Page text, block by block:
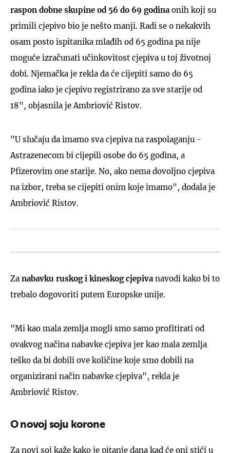
raspon dobne skupine od 56 do 69 godina onih koji su
primili cjepivo bio je nešto manji. Radi se o nekakvih
osam posto ispitanika mlađih od 65 godina pa nije
moguće izračunati učinkovitost cjepiva u toj životnoj
dobi. Njemačka je rekla da će cijepiti samo do 65
godina iako je cjepivo registrirano za sve starije od
18", objasnila je Ambriović Ristov.
"U slučaju da imamo sva cjepiva na raspolaganju -
Astrazenecom bi cijepili osobe do 65 godina, a
Pfizerovim one starije. No, ako nema dovoljno cjepiva
na izbor, treba se cijepiti onim koje imamo", dodala je
Ambriović Ristov.
Za nabavku ruskog i kineskog cjepiva navodi kako bi to
trebalo dogovoriti putem Europske unije.
"Mi kao mala zemlja mogli smo samo profitirati od
ovakvog načina nabavke cjepiva jer kao mala zemlja
teško da bi dobili ove količine koje smo dobili na
organizirani način nabavke cjepiva", rekla je
Ambriović Ristov.
O novoj soju korone
Za novi soj kaže kako je pitanje dana kad će oni stići u